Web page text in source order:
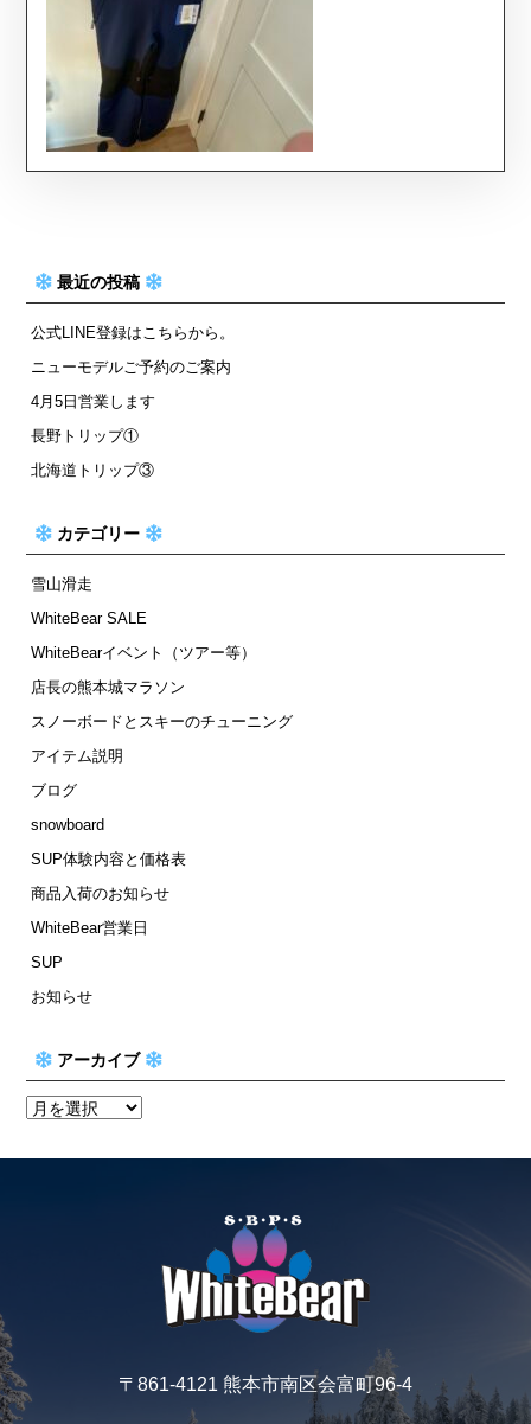
最近の投稿
公式LINE登録はこちらから。
ニューモデルご予約のご案内
4月5日営業します
長野トリップ①
北海道トリップ③
カテゴリー
雪山滑走
WhiteBear SALE
WhiteBearイベント（ツアー等）
店長の熊本城マラソン
スノーボードとスキーのチューニング
アイテム説明
ブログ
snowboard
SUP体験内容と価格表
商品入荷のお知らせ
WhiteBear営業日
SUP
お知らせ
アーカイブ
〒861-4121 熊本市南区会富町96-4